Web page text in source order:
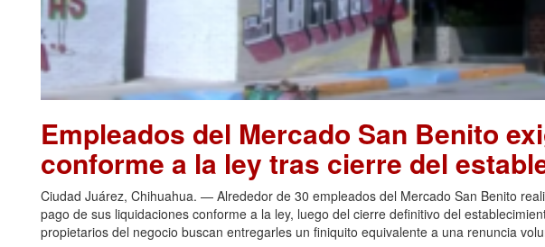
Empleados del Mercado San Benito
conforme a la ley tras cierre del
Ciudad Juárez, Chihuahua. — Alrededor de 30 empleados del Mercado San Benito
pago de sus liquidaciones conforme a la ley, luego del cierre definitivo del
propietarios del negocio buscan entregarles un finiquito equivalente a una renuncia